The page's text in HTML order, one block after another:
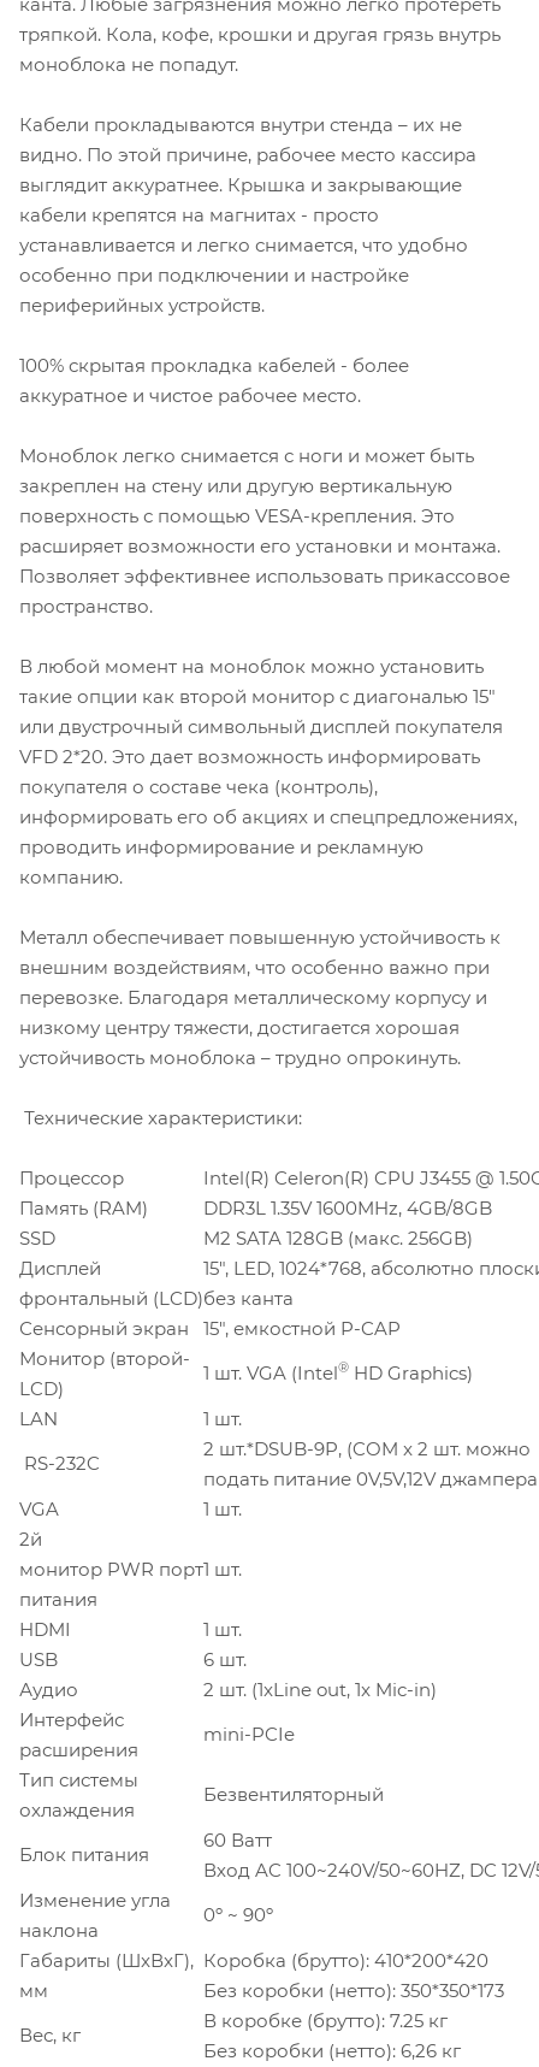
тряпкой. Кола, кофе, крошки и другая грязь внутрь
моноблока не попадут.
Кабели прокладываются внутри стенда – их не
видно. По этой причине, рабочее место кассира
выглядит аккуратнее. Крышка и закрывающие
кабели крепятся на магнитах - просто
устанавливается и легко снимается, что удобно
особенно при подключении и настройке
периферийных устройств.
100% скрытая прокладка кабелей - более
аккуратное и чистое рабочее место.
Моноблок легко снимается с ноги и может быть
закреплен на стену или другую вертикальную
поверхность с помощью VESA-крепления. Это
расширяет возможности его установки и монтажа.
Позволяет эффективнее использовать прикассовое
пространство.
В любой момент на моноблок можно установить
такие опции как второй монитор с диагональю 15"
или двустрочный символьный дисплей покупателя
VFD 2*20. Это дает возможность информировать
покупателя о составе чека (контроль),
информировать его об акциях и спецпредложениях,
проводить информирование и рекламную
компанию.
Металл обеспечивает повышенную устойчивость к
внешним воздействиям, что особенно важно при
перевозке. Благодаря металлическому корпусу и
низкому центру тяжести, достигается хорошая
устойчивость моноблока – трудно опрокинуть.
Технические характеристики:
Процессор
Intel(R) Celeron(R) CPU J3455 @
Память (RAM)
DDR3L 1.35V 1600MHz, 4GB/8GB
SSD
M2 SATA 128GB (макс. 256GB)
Дисплей
фронтальный (LCD)
15", LED, 1024*768, абсолютно
без канта
Сенсорный экран
15", емкостной P-CAP
Монитор (второй-
LCD)
1 шт. VGA (Intel® HD Graphics)
LAN
1 шт.
RS-232C
2 шт.*DSUB-9P, (COM x 2 шт. можно
подать питание 0V,5V,12V
VGA
1 шт.
2й
монитор PWR порт
питания
1 шт.
HDMI
1 шт.
USB
6 шт.
Аудио
2 шт. (1xLine out, 1x Mic-in)
Интерфейс
расширения
mini-PCIe
Тип системы
охлаждения
Безвентиляторный
Блок питания
60 Ватт
Вход AC 100~240V/50~60HZ, DC
Изменение угла
наклона
0º ~ 90º
Габариты (ШxВxГ),
мм
Коробка (брутто): 410*200*420
Без коробки (нетто): 350*350*173
Вес, кг
В коробке (брутто): 7.25 кг
Без коробки (нетто): 6,26 кг